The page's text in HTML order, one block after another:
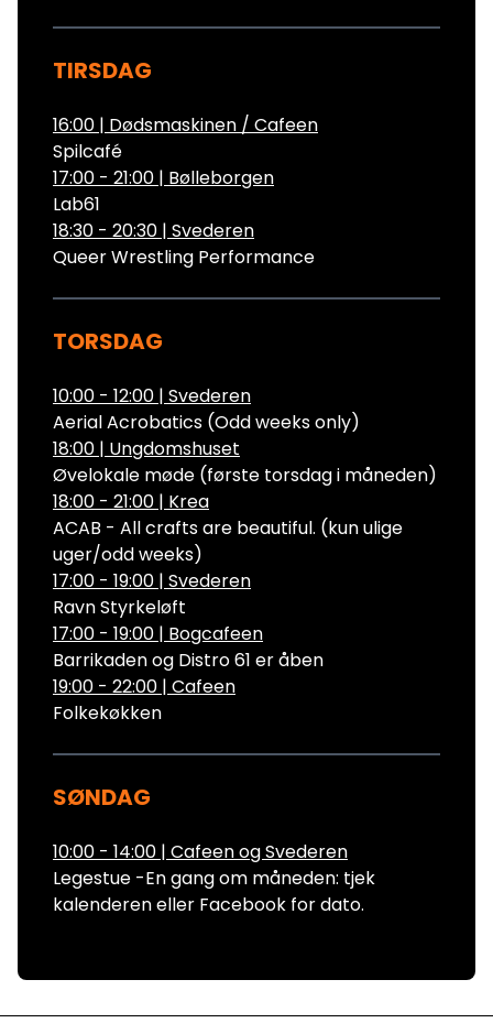
TIRSDAG
16:00 | Dødsmaskinen / Cafeen
Spilcafé
17:00 - 21:00 | Bølleborgen
Lab61
18:30 - 20:30 | Svederen
Queer Wrestling Performance
TORSDAG
10:00 - 12:00 | Svederen
Aerial Acrobatics (Odd weeks only)
18:00 | Ungdomshuset
Øvelokale møde (første torsdag i måneden)
18:00 - 21:00 | Krea
ACAB - All crafts are beautiful. (kun ulige
uger/odd weeks)
17:00 - 19:00 | Svederen
Ravn Styrkeløft
17:00 - 19:00 | Bogcafeen
Barrikaden og Distro 61 er åben
19:00 - 22:00 | Cafeen
Folkekøkken
SØNDAG
10:00 - 14:00 | Cafeen og Svederen
Legestue -En gang om måneden: tjek
kalenderen eller Facebook for dato.